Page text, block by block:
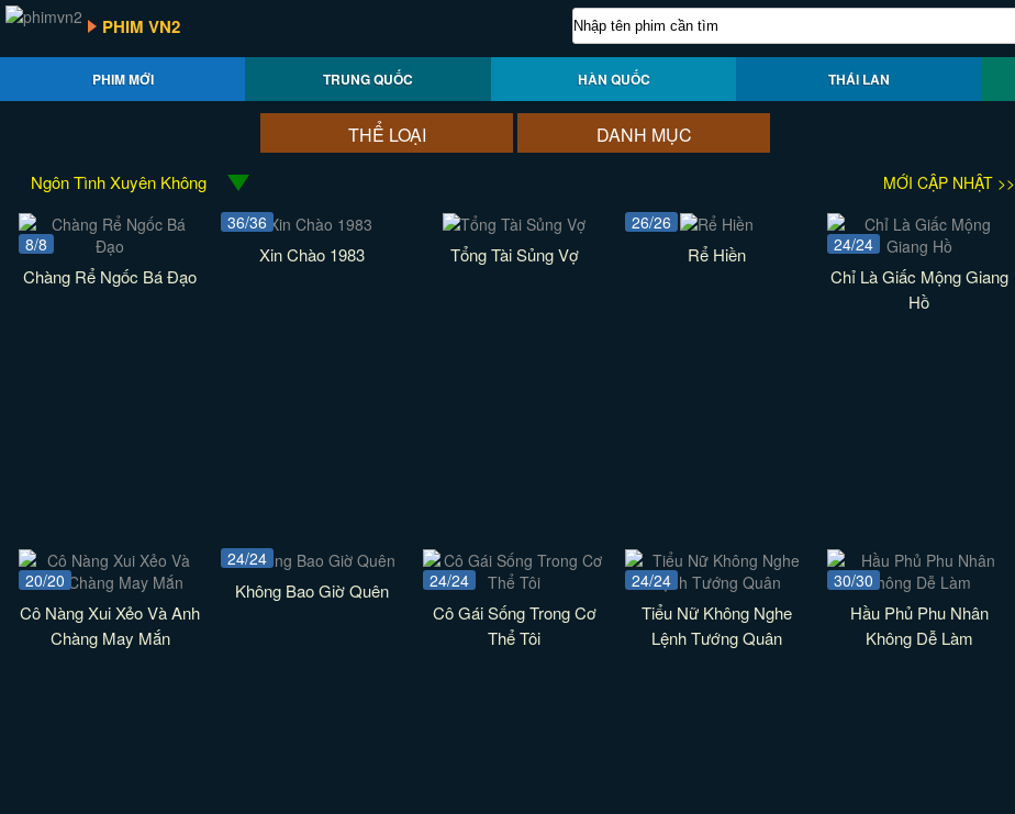
PHIM VN2
PHIM MỚI TRUNG QUỐC HÀN QUỐC THÁI LAN
THỂ LOẠI DANH MỤC
Ngôn Tình Xuyên Không MỚI CẬP NHẬT >>
8/8
Chàng Rể Ngốc Bá Đạo
36/36
Xin Chào 1983 Tổng Tài Sủng Vợ
26/26
Rể Hiền 24/24
Chỉ Là Giấc Mộng Giang
Hồ
20/20
Cô Nàng Xui Xẻo Và Anh
Chàng May Mắn
24/24
Không Bao Giờ Quên 24/24
Cô Gái Sống Trong Cơ
Thể Tôi
24/24
Tiểu Nữ Không Nghe
Lệnh Tướng Quân
30/30
Hầu Phủ Phu Nhân
Không Dễ Làm